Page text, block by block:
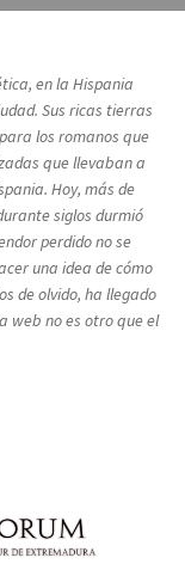
en la Hispania
Sus ricas tierras
los romanos que
que llevaban a
Hoy, más de
siglos durmió
perdido no se
una idea de cómo
de olvido, ha llegado
web no es otro que el